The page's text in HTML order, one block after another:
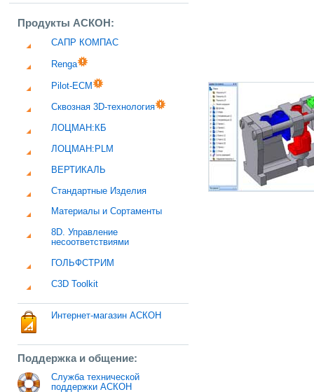
Продукты АСКОН:
САПР КОМПАС
Renga
Pilot-ECM
Сквозная 3D-технология
ЛОЦМАН:КБ
ЛОЦМАН:PLM
ВЕРТИКАЛЬ
Стандартные Изделия
Материалы и Сортаменты
8D. Управление
несоответствиями
ГОЛЬФСТРИМ
C3D Toolkit
Интернет-магазин АСКОН
Поддержка и общение:
Служба технической
поддержки АСКОН